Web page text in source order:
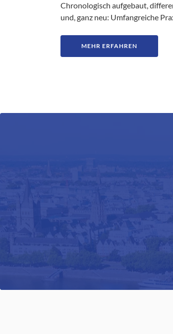
Chronologisch aufgebaut,
und, ganz neu: Umfangreiche
MEHR ERFAHREN